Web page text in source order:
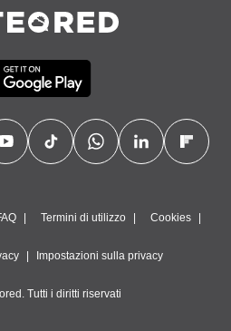
Termini di utilizzo Cookies
Impostazioni sulla privacy
Tutti i diritti riservati